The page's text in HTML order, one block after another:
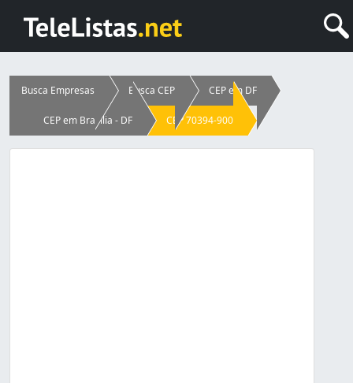
Busca Empresas Busca CEP CEP em DF
CEP em Brasília - DF CEP 70394-900